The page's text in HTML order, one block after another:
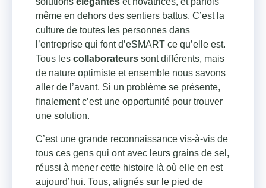
même en dehors des sentiers battus. C’est la
culture de toutes les personnes dans
l’entreprise qui font d’eSMART ce qu’elle est.
Tous les collaborateurs sont différents, mais
de nature optimiste et ensemble nous savons
aller de l’avant. Si un problème se présente,
finalement c’est une opportunité pour trouver
une solution.
C’est une grande reconnaissance vis-à-vis de
tous ces gens qui ont avec leurs grains de sel,
réussi à mener cette histoire là où elle en est
aujourd’hui. Tous, alignés sur le pied de